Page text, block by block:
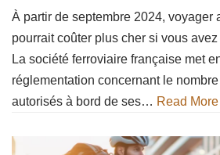
À partir de septembre 2024, voyager
pourrait coûter plus cher si vous
La société ferroviaire française met
réglementation concernant le
autorisés à bord de ses… Read